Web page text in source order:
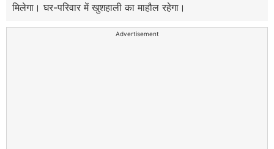
मिलेगा। घर-परिवार में खुशहाली का माहौल रहेगा।
Advertisement